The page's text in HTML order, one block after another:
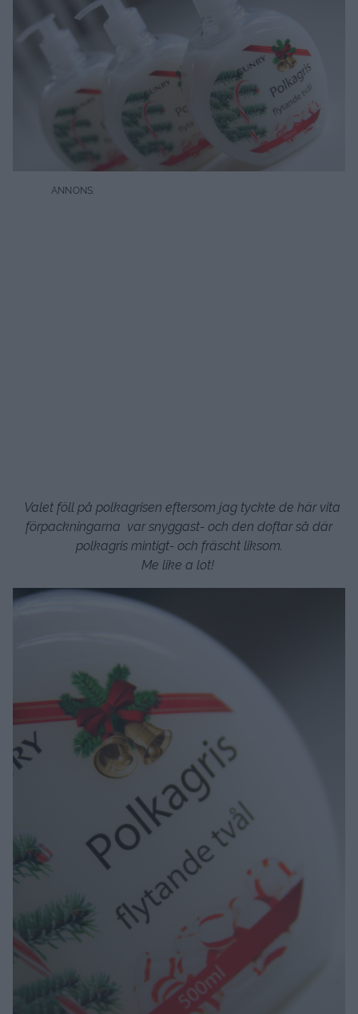
Valet föll på polkagrisen eftersom jag tyckte de här vita
förpackningarna var snyggast- och den doftar så där
polkagris mintigt- och fräscht liksom.
Me like a lot!